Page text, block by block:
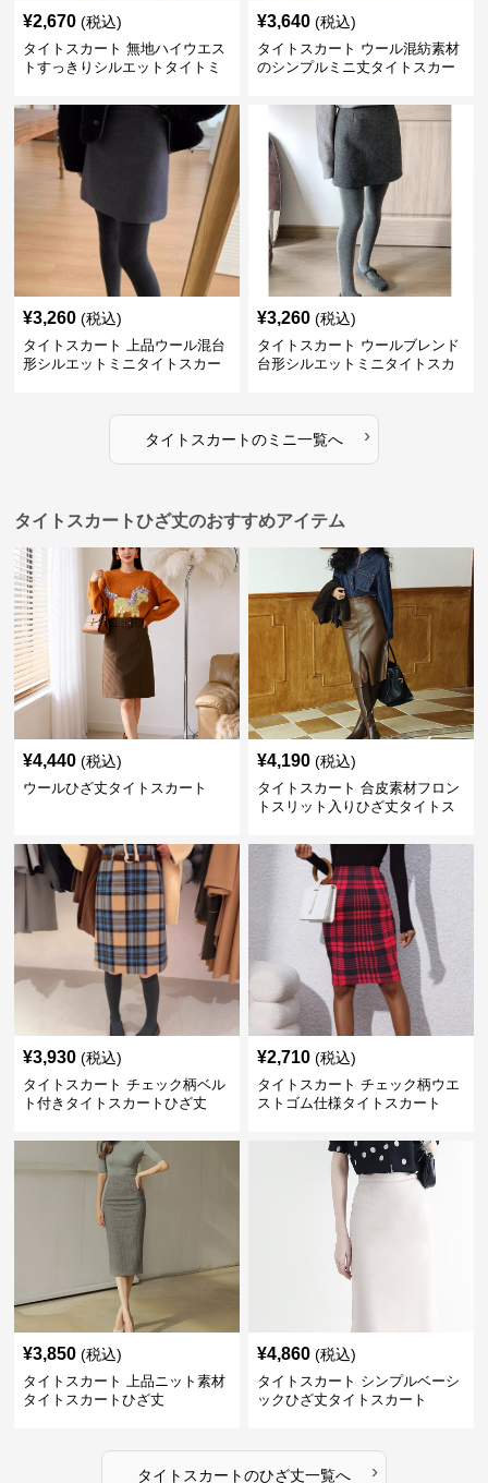
¥2,670 (税込)
タイトスカート 無地ハイウエス
トすっきりシルエットタイトミ
¥3,640 (税込)
タイトスカート ウール混紡素材
のシンプルミニ丈タイトスカー
¥3,260 (税込)
タイトスカート 上品ウール混台
形シルエットミニタイトスカー
¥3,260 (税込)
タイトスカート ウールブレンド
台形シルエットミニタイトスカ
タイトスカートのミニ一覧へ ›
タイトスカートひざ丈のおすすめアイテム
¥4,440 (税込)
ウールひざ丈タイトスカート
¥4,190 (税込)
タイトスカート 合皮素材フロン
トスリット入りひざ丈タイトス
¥3,930 (税込)
タイトスカート チェック柄ベル
ト付きタイトスカートひざ丈
¥2,710 (税込)
タイトスカート チェック柄ウエ
ストゴム仕様タイトスカート
¥3,850 (税込)
タイトスカート 上品ニット素材
タイトスカートひざ丈
¥4,860 (税込)
タイトスカート シンプルベーシ
ックひざ丈タイトスカート
タイトスカートのひざ丈一覧へ ›